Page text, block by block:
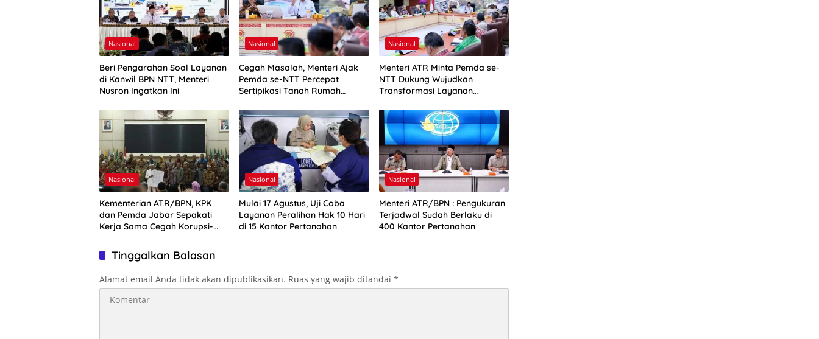
Nasional
Beri Pengarahan Soal Layanan
di Kanwil BPN NTT, Menteri
Nusron Ingatkan Ini
Nasional
Cegah Masalah, Menteri Ajak
Pemda se-NTT Percepat
Sertipikasi Tanah Rumah
Nasional
Menteri ATR Minta Pemda se-
NTT Dukung Wujudkan
Transformasi Layanan
Nasional
Kementerian ATR/BPN, KPK
dan Pemda Jabar Sepakati
Kerja Sama Cegah Korupsi-
Nasional
Mulai 17 Agustus, Uji Coba
Layanan Peralihan Hak 10 Hari
di 15 Kantor Pertanahan
Nasional
Menteri ATR/BPN : Pengukuran
Terjadwal Sudah Berlaku di
400 Kantor Pertanahan
Tinggalkan Balasan
Alamat email Anda tidak akan dipublikasikan. Ruas yang wajib ditandai *